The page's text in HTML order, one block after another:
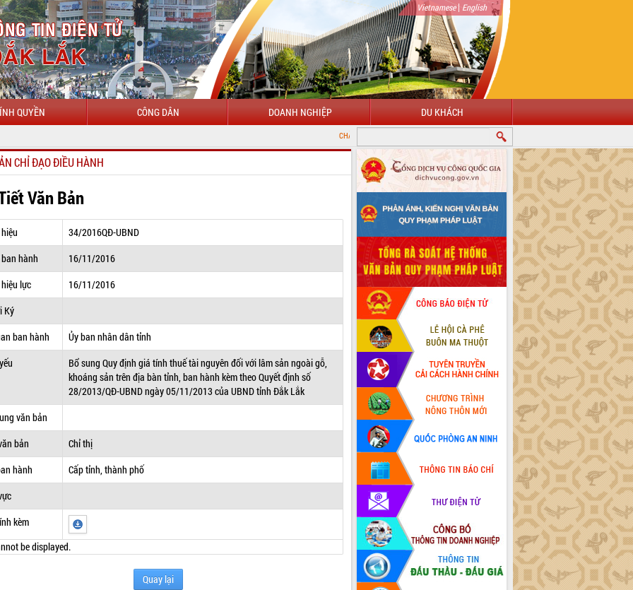
Vietnamese| English
QUYỀN CÔNG DÂN DOANH NGHIỆP DU KHÁCH
CHÀO MỪNG ĐẾN VỚI CỔNG THÔNG TIN ĐIỆN TỬ TỈNH ĐẮK LẮK
CHỈ ĐẠO ĐIỀU HÀNH
Văn Bản
34/2016QĐ-UBND
hành
16/11/2016
lực
16/11/2016
Ký
ban hành
Ủy ban nhân dân tỉnh
Bổ sung Quy định giá tính thuế tài nguyên đối với lâm sản ngoài gỗ,
khoáng sản trên địa bàn tỉnh, ban hành kèm theo Quyết định số
28/2013/QĐ-UBND ngày 05/11/2013 của UBND tỉnh Đắk Lắk
văn bản
bản
Chỉ thị
hành
Cấp tỉnh, thành phố
kèm
be displayed.
Quay lại